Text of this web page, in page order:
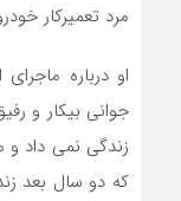
مرد تعمیرکار
جوانی بیکار و
زندگی نمی داد و
که دو سال بعد